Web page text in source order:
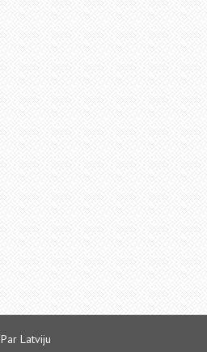
Par Latviju